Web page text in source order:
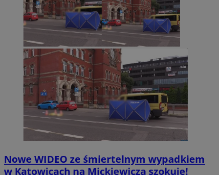
Nowe WIDEO ze śmiertelnym wypadkiem
w Katowicach na Mickiewicza szokuje!